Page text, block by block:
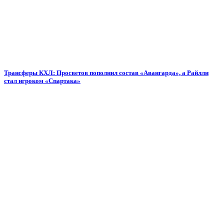
Трансферы КХЛ: Просветов пополнил состав «Авангарда», а Райлли
стал игроком «Спартака»